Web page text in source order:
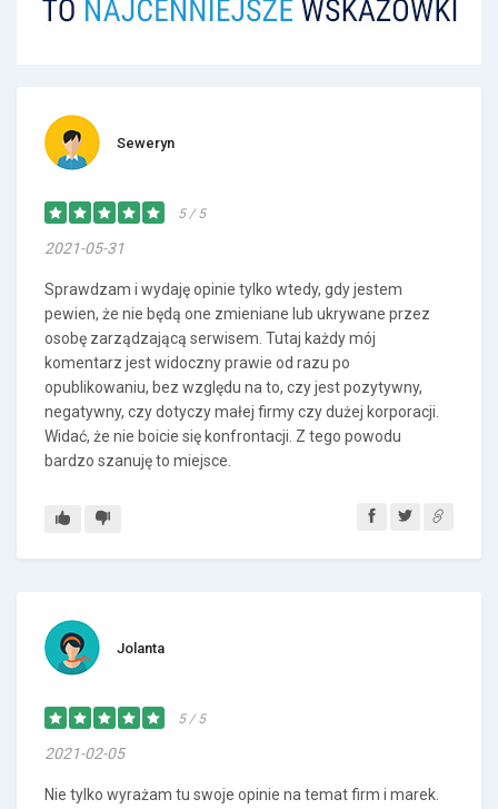
Seweryn
5 / 5
2021-05-31
Sprawdzam i wydaję opinie tylko wtedy, gdy jestem
pewien, że nie będą one zmieniane lub ukrywane przez
osobę zarządzającą serwisem. Tutaj każdy mój
komentarz jest widoczny prawie od razu po
opublikowaniu, bez względu na to, czy jest pozytywny,
negatywny, czy dotyczy małej firmy czy dużej korporacji.
Widać, że nie boicie się konfrontacji. Z tego powodu
bardzo szanuję to miejsce.
Jolanta
5 / 5
2021-02-05
Nie tylko wyrażam tu swoje opinie na temat firm i marek.